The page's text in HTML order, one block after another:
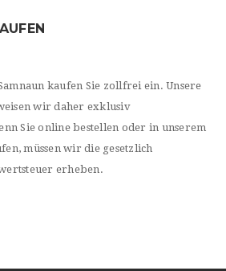
kaufen Sie zollfrei ein. Unsere
wir daher exklusiv
Sie online bestellen oder in unserem
müssen wir die gesetzlich
erheben.